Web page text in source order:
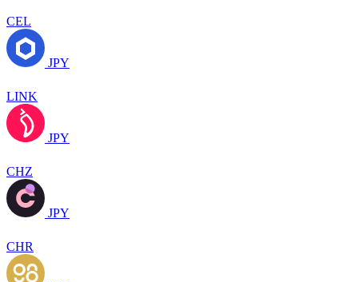
CEL
JPY
LINK
JPY
CHZ
JPY
CHR